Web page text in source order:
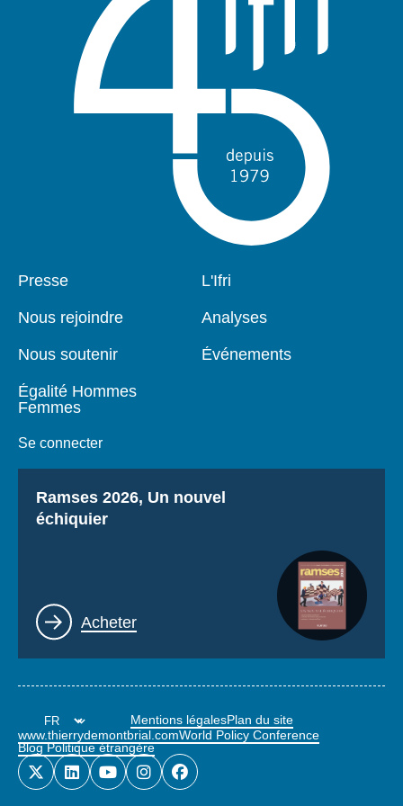
Pied
Presse
Nous rejoindre
Nous soutenir
Égalité Hommes
Femmes
Se connecter
Navigation
L'Ifri
Analyses
Événements
Titre
Ramses 2026, Un nouvel
échiquier
Lien
Acheter
Mentions légalesPlan du site
www.thierrydemontbrial.comWorld Policy Conference
Blog Politique étrangère